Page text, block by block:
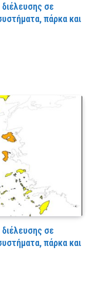
σε
πάρκα και
σε
πάρκα και